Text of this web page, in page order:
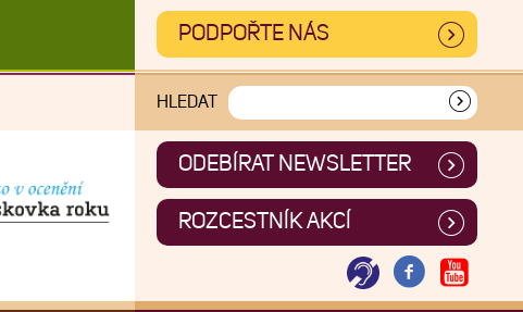
PODPOŘTE NÁS
HLEDAT
ODEBÍRAT NEWSLETTER
ROZCESTNÍK AKCÍ